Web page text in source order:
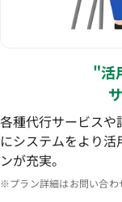
"活
各種代行サービスや
にシステムをより
ンが充実。
※プラン詳細はお問い合わ